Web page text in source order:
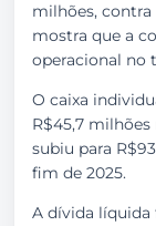
milhões, contra
mostra que a
operacional no
O caixa
R$45,7
subiu para
fim de 2025.
A dívida líquida